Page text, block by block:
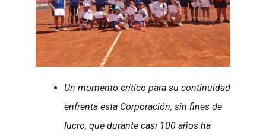
Un momento crítico para su continuidad
enfrenta esta Corporación, sin fines de
lucro, que durante casi 100 años ha